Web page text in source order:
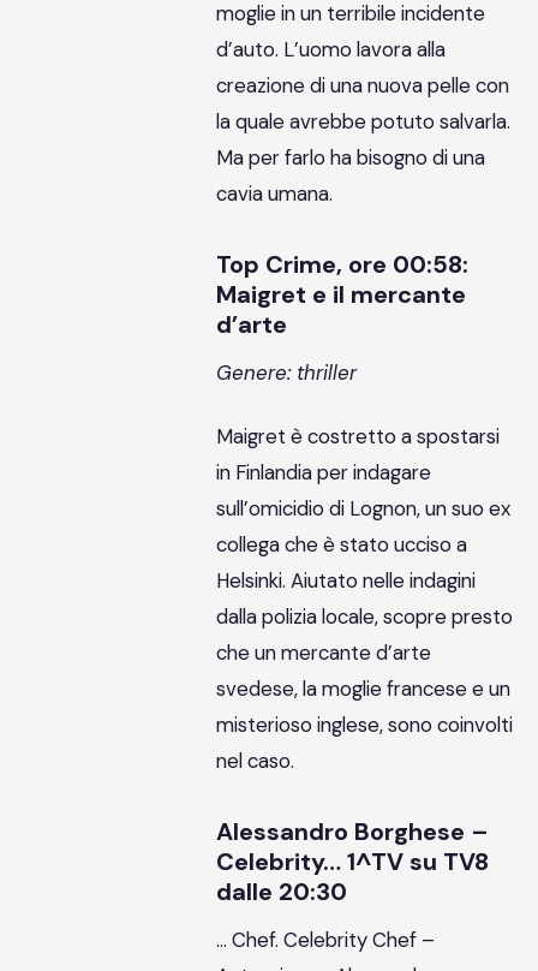
moglie in un terribile incidente
d’auto. L’uomo lavora alla
creazione di una nuova pelle con
la quale avrebbe potuto salvarla.
Ma per farlo ha bisogno di una
cavia umana.
Top Crime, ore 00:58:
Maigret e il mercante
d’arte
Genere: thriller
Maigret è costretto a spostarsi
in Finlandia per indagare
sull’omicidio di Lognon, un suo ex
collega che è stato ucciso a
Helsinki. Aiutato nelle indagini
dalla polizia locale, scopre presto
che un mercante d’arte
svedese, la moglie francese e un
misterioso inglese, sono coinvolti
nel caso.
Alessandro Borghese –
Celebrity… 1^TV su TV8
dalle 20:30
… Chef. Celebrity Chef –